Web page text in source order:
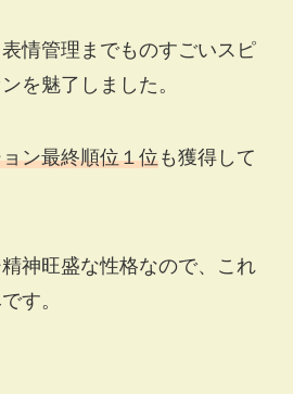
情管理までものすごいスピ
を魅了しました。
ン最終順位１位も獲得して
神旺盛な性格なので、これ
す。